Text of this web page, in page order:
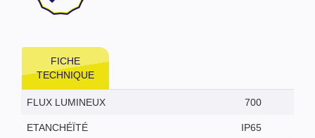
FICHE
TECHNIQUE
FLUX LUMINEUX 700
ETANCHÉÏTÉ IP65